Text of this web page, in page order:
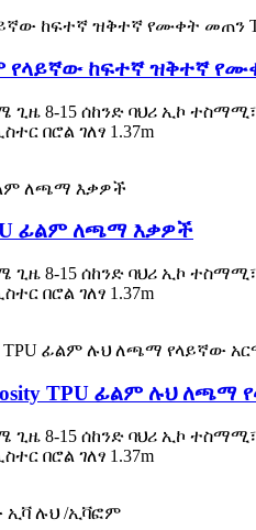
ከፍተኛ ዝቅተኛ
8-15 ሰከንድ ባህሪ ኢኮ
በሮል ገለፃ 1.37m
ፊልም ለጫማ እቃዎች
8-15 ሰከንድ ባህሪ ኢኮ
በሮል ገለፃ 1.37m
TPU ፊልም ሉህ ለጫማ
8-15 ሰከንድ ባህሪ ኢኮ
በሮል ገለፃ 1.37m